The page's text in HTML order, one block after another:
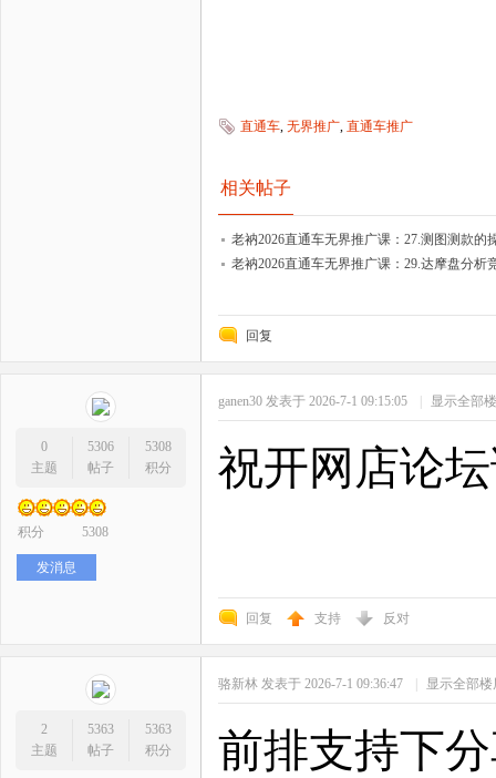
直通车 无界推广 直通车推广
相关帖子
老衲2026直通车无界推广课：27.测图测款的
老衲2026直通车无界推广课：29.达摩盘分析
回复
0
主题
5306
帖子
5308
积分
积分 5308
发消息
ganen30 发表于 2026-7-1 09:15:05 | 显示全部
祝开网店论
回复 支持 反对
2
主题
5363
帖子
5363
积分
骆新林 发表于 2026-7-1 09:36:47 | 显示全部楼
前排支持下